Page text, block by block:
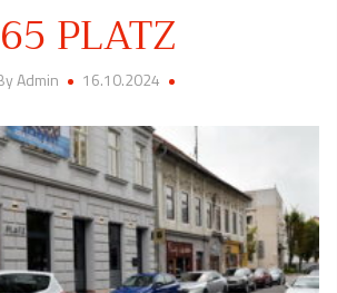
65 PLATZ
Admin 16.10.2024